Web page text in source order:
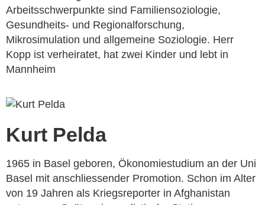
Arbeitsschwerpunkte sind Familiensoziologie,
Gesundheits- und Regionalforschung,
Mikrosimulation und allgemeine Soziologie. Herr
Kopp ist verheiratet, hat zwei Kinder und lebt in
Mannheim
Kurt Pelda
1965 in Basel geboren, Ökonomiestudium an der Uni
Basel mit anschliessender Promotion. Schon im Alter
von 19 Jahren als Kriegsreporter in Afghanistan